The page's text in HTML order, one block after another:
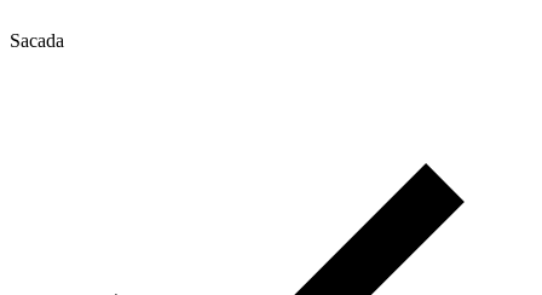
Sacada